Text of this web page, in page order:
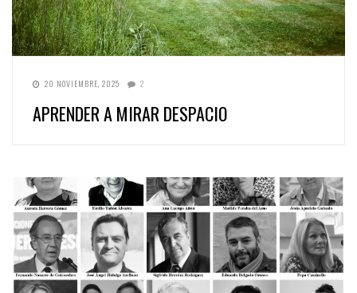
20 NOVIEMBRE, 2025 2
APRENDER A MIRAR DESPACIO